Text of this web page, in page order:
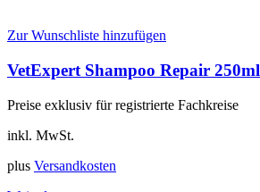
Zur Wunschliste hinzufügen
VetExpert Shampoo Repair 250ml
Preise exklusiv für registrierte Fachkreise
inkl. MwSt.
plus Versandkosten